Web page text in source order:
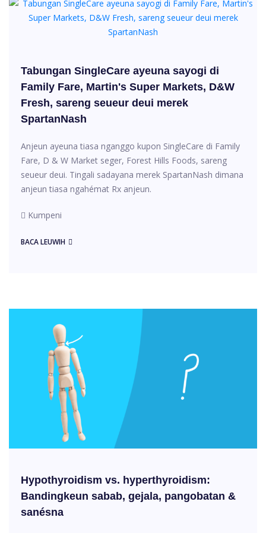
Tabungan SingleCare ayeuna sayogi di
Family Fare, Martin's Super Markets, D&W
Fresh, sareng seueur deui merek
SpartanNash
Anjeun ayeuna tiasa nganggo kupon SingleCare di Family
Fare, D & W Market seger, Forest Hills Foods, sareng
seueur deui. Tingali sadayana merek SpartanNash dimana
anjeun tiasa ngahémat Rx anjeun.
Kumpeni
BACA LEUWIH
Hypothyroidism vs. hyperthyroidism:
Bandingkeun sabab, gejala, pangobatan &
sanésna